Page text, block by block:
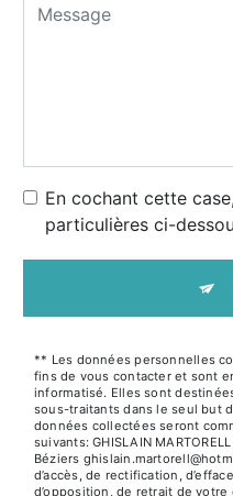
En cochant cette
particulières ci-
** Les données personnelles
fins de vous contacter et sont
informatisé. Elles sont
sous-traitants dans le seul but
données collectées seront
suivants: GHISLAIN
Béziers
d’accès, de rectification,
d’opposition, de retrait de